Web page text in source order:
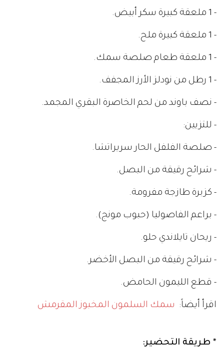
- 1 ملعقة كبيرة سكر أبيض.
- 1 ملعقة كبيرة ملح.
- 1 ملعقة طعام صلصة سمك.
- 1 رطل من نودلز الأرز المجفف.
- نصف باوند من لحم الخاصرة البقري المجمد.
- للتزيين:
- صلصة الفلفل الحار سريراتشا.
- شرائح رقيقة من البصل.
- كزبرة طازجة مفرومة.
- براعم الفاصوليا (حبوب مونج).
- ريحان تايلاندي حلو.
- شرائح رقيقة من البصل الأخضر.
- قطع الليمون الحامض.
اقرأ أيضاً: سمك السلمون المخبوز المقرمش
* طريقة التحضير: